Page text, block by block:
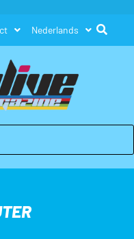
Nederlands